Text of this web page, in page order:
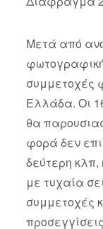
Μετά από
συμμετοχές
Ελλάδα. Οι
θα
φορά δεν
δεύτερη
με τυχαία
συμμετοχές